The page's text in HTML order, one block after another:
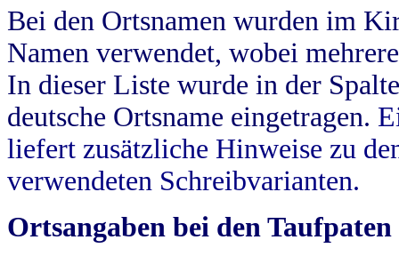
Bei den Ortsnamen wurden im
Namen verwendet, wobei
In dieser Liste wurde in der
deutsche Ortsname eingetragen.
liefert zusätzliche Hinweise zu
verwendeten Schreibvarianten.
Ortsangaben bei den Taufpaten